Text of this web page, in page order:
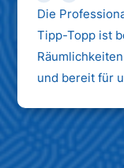
Die
Tipp-Topp ist
und bereit für